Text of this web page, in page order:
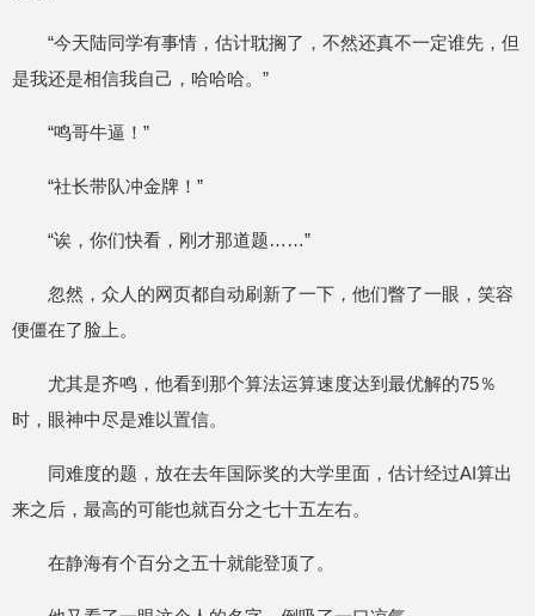
“今天陆同学有事情，估计耽搁了，不然还真不一定谁先，但
是我还是相信我自己，哈哈哈。”
“鸣哥牛逼！”
“社长带队冲金牌！”
“诶，你们快看，刚才那道题……”
忽然，众人的网页都自动刷新了一下，他们瞥了一眼，笑容
便僵在了脸上。
尤其是齐鸣，他看到那个算法运算速度达到最优解的75％
时，眼神中尽是难以置信。
同难度的题，放在去年国际奖的大学里面，估计经过AI算出
来之后，最高的可能也就百分之七十五左右。
在静海有个百分之五十就能登顶了。